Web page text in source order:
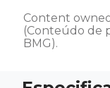
Content
(Conteúdo de
BMG).